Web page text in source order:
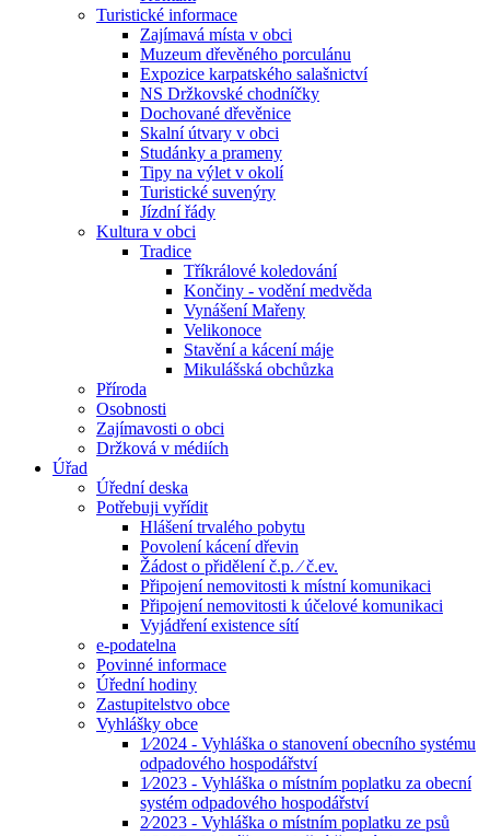
Turistické informace
Zajímavá místa v obci
Muzeum dřevěného porculánu
Expozice karpatského salašnictví
NS Držkovské chodníčky
Dochované dřevěnice
Skalní útvary v obci
Studánky a prameny
Tipy na výlet v okolí
Turistické suvenýry
Jízdní řády
Kultura v obci
Tradice
Tříkrálové koledování
Končiny - vodění medvěda
Vynášení Mařeny
Velikonoce
Stavění a kácení máje
Mikulášská obchůzka
Příroda
Osobnosti
Zajímavosti o obci
Držková v médiích
Úřad
Úřední deska
Potřebuji vyřídit
Hlášení trvalého pobytu
Povolení kácení dřevin
Žádost o přidělení č.p. ⁄ č.ev.
Připojení nemovitosti k místní komunikaci
Připojení nemovitosti k účelové komunikaci
Vyjádření existence sítí
e-podatelna
Povinné informace
Úřední hodiny
Zastupitelstvo obce
Vyhlášky obce
1⁄2024 - Vyhláška o stanovení obecního systému
odpadového hospodářství
1⁄2023 - Vyhláška o místním poplatku za obecní
systém odpadového hospodářství
2⁄2023 - Vyhláška o místním poplatku ze psů